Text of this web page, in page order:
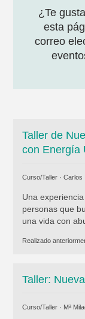
¿Te
esta
correo
Taller de
con Energía
Curso/Taller · Carlos
Una
personas que
una vida con
Realizado
Taller:
Curso/Taller · Mª